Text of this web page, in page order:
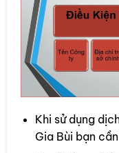
Khi sử dụng
Gia Bùi bạn